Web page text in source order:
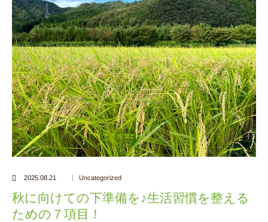
2025.08.21 Uncategorized
秋に向けての下準備を♪生活習慣を整える
ための７項目！